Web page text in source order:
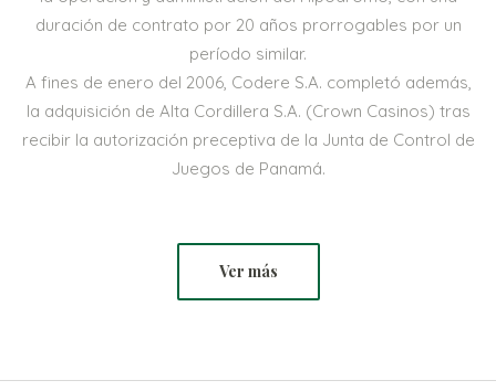
duración de contrato por 20 años prorrogables por un
período similar.
A fines de enero del 2006, Codere S.A. completó además,
la adquisición de Alta Cordillera S.A. (Crown Casinos) tras
recibir la autorización preceptiva de la Junta de Control de
Juegos de Panamá.
Ver más